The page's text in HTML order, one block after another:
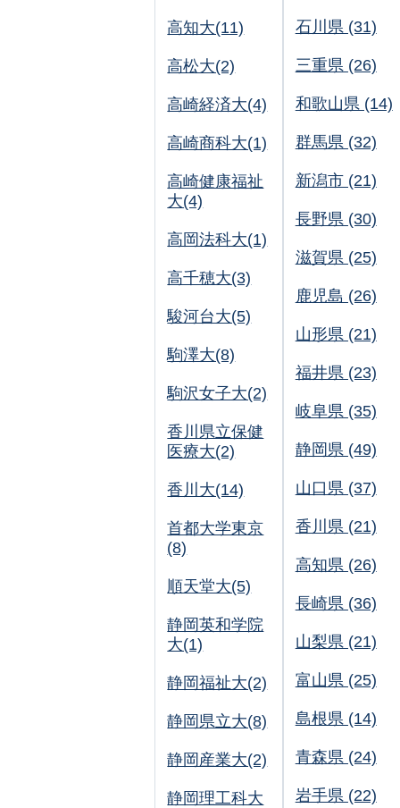
高知大(11)
高松大(2)
高崎経済大(4)
高崎商科大(1)
高崎健康福祉
大(4)
高岡法科大(1)
高千穂大(3)
駿河台大(5)
駒澤大(8)
駒沢女子大(2)
香川県立保健
医療大(2)
香川大(14)
首都大学東京
(8)
順天堂大(5)
静岡英和学院
大(1)
静岡福祉大(2)
静岡県立大(8)
静岡産業大(2)
静岡理工科大
石川県 (31)
三重県 (26)
和歌山県 (14)
群馬県 (32)
新潟市 (21)
長野県 (30)
滋賀県 (25)
鹿児島 (26)
山形県 (21)
福井県 (23)
岐阜県 (35)
静岡県 (49)
山口県 (37)
香川県 (21)
高知県 (26)
長崎県 (36)
山梨県 (21)
富山県 (25)
島根県 (14)
青森県 (24)
岩手県 (22)